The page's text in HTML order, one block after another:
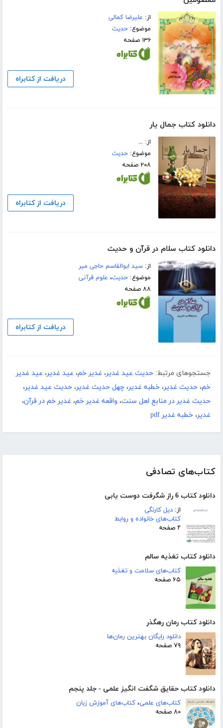
کتاب‌های تصادفی
دانلود کتاب 6 راز شگرفت دوست یابی
از: دیل کارنگی
کتاب‌های خانواده و روابط
۲ صفحه
دانلود کتاب تغذیه سالم
کتاب‌های سلامت و تغذیه
۶۵ صفحه
دانلود کتاب رمان رهگذر
دانلود رایگان بهترین رمان‌ها
۷۹ صفحه
دانلود کتاب حقایق شگفت انگیز علمی - جلد پنجم
کتاب‌های علمی، کتاب‌های آموزش زبان
۸۰ صفحه
از: علیرضا کمالی
موضوع:حدیث
۱۳۶ صفحه
دریافت از کتابراه
دانلود کتاب جمال یار
از: ...
موضوع:حدیث
۲۰۸ صفحه
دریافت از کتابراه
دانلود کتاب سلام در قرآن و حدیث
از:سید ابوالقاسم حاجی میر
موضوع:حدیث، علوم قرآنی
۸۸ صفحه
دریافت از کتابراه
جستجوهای مرتبط: حدیث عید غدیر، غدیر خم، عید غدیر، عید غدیر
خم، حدیث غدیر، خطبه غدیر، چهل حدیث غدیر، حدیث عید غدیر،
حدیث غدیر در منابع اهل سنت، واقعه غدیر خم، غدیر خم در قرآن،
غدیر، خطبه غدیر pdf